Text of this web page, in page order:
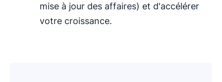
mise à jour des affaires) et d'accélérer
votre croissance.